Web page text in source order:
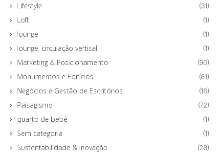
Lifestyle (31)
Loft (1)
lounge (1)
lounge, circulação vertical (1)
Marketing & Posicionamento (90)
Monumentos e Edifícios (61)
Negócios e Gestão de Escritórios (16)
Paisagismo (72)
quarto de bebê (1)
Sem categoria (1)
Sustentabilidade & Inovação (28)